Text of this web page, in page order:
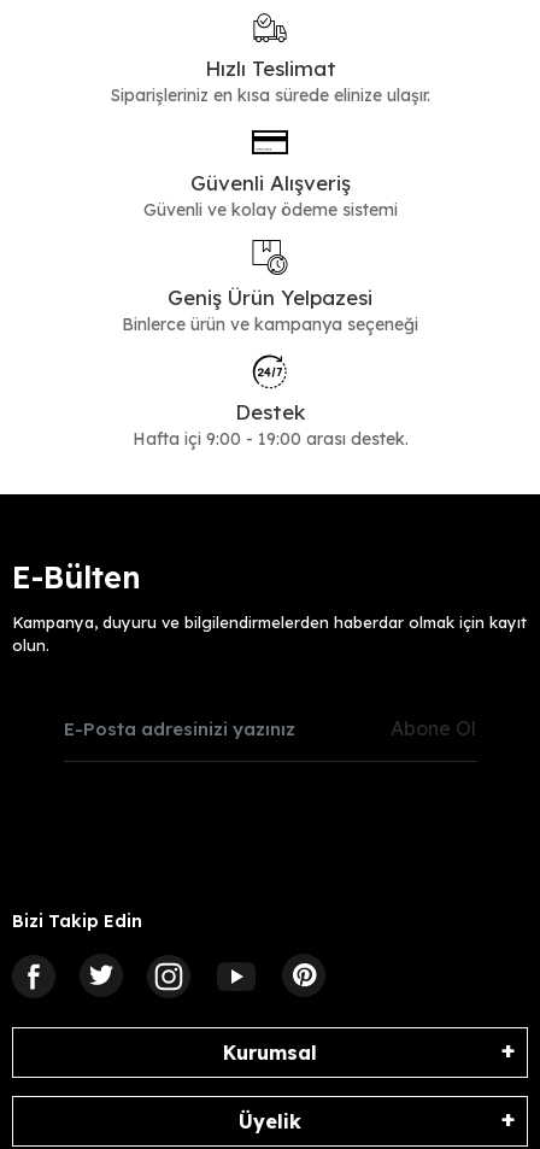
Hızlı Teslimat
Siparişleriniz en kısa sürede elinize ulaşır.
Güvenli Alışveriş
Güvenli ve kolay ödeme sistemi
Geniş Ürün Yelpazesi
Binlerce ürün ve kampanya seçeneği
Destek
Hafta içi 9:00 - 19:00 arası destek.
E-Bülten
Kampanya, duyuru ve bilgilendirmelerden haberdar olmak için kayıt
olun.
Abone Ol
Bizi Takip Edin
Kurumsal
Üyelik